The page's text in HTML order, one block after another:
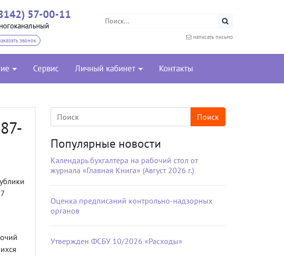
57-00-11
звонок
написать письмо
Сервис Личный кабинет Контакты
Популярные новости
Календарь бухгалтера на рабочий стол от
журнала «Главная Книга» (Август 2026 г.)
Оценка предписаний контрольно-надзорных
органов
Утвержден ФСБУ 10/2026 «Расходы»